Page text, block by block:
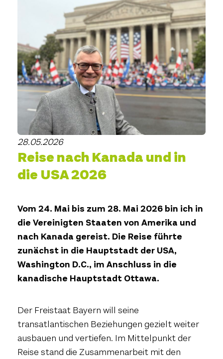
28.05.2026
Reise nach Kanada und in
die USA 2026
Vom 24. Mai bis zum 28. Mai 2026 bin ich in
die Vereinigten Staaten von Amerika und
nach Kanada gereist. Die Reise führte
zunächst in die Hauptstadt der USA,
Washington D.C., im Anschluss in die
kanadische Hauptstadt Ottawa.
Der Freistaat Bayern will seine
transatlantischen Beziehungen gezielt weiter
ausbauen und vertiefen. Im Mittelpunkt der
Reise stand die Zusammenarbeit mit den